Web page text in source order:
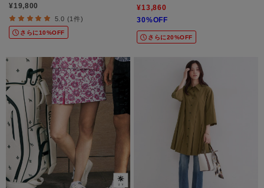
¥19,800
5.0 (1件)
さらに10%OFF
¥13,860
30%OFF
さらに20%OFF